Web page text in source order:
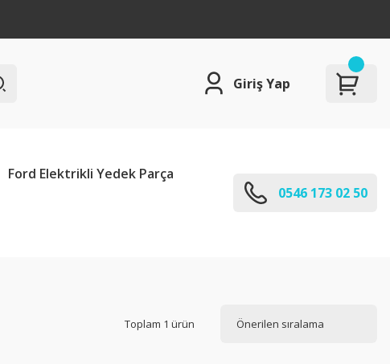
Giriş Yap
Ford Elektrikli Yedek Parça
0546 173 02 50
Toplam 1 ürün